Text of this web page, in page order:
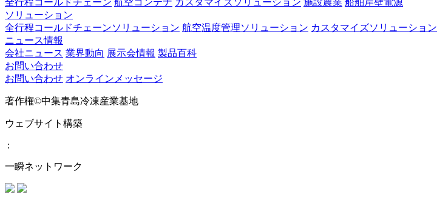
全行程コールドチェーン 航空コンテナ カスタマイズソリューション 施設農業 船舶岸壁電源
ソリューション
全行程コールドチェーンソリューション 航空温度管理ソリューション カスタマイズソリューション
ニュース情報
会社ニュース 業界動向 展示会情報 製品百科
お問い合わせ
お問い合わせ オンラインメッセージ
著作権©中集青島冷凍産業基地
ウェブサイト構築
:
一瞬ネットワーク